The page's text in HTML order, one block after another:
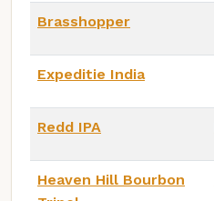
Brasshopper
Expeditie India
Redd IPA
Heaven Hill Bourbon